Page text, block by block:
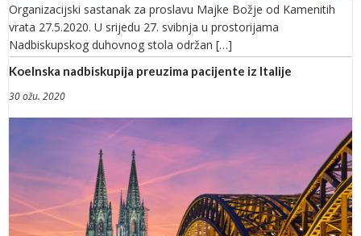
Organizacijski sastanak za proslavu Majke Božje od Kamenitih
vrata 27.5.2020. U srijedu 27. svibnja u prostorijama
Nadbiskupskog duhovnog stola održan […]
Koelnska nadbiskupija preuzima pacijente iz Italije
30 ožu. 2020